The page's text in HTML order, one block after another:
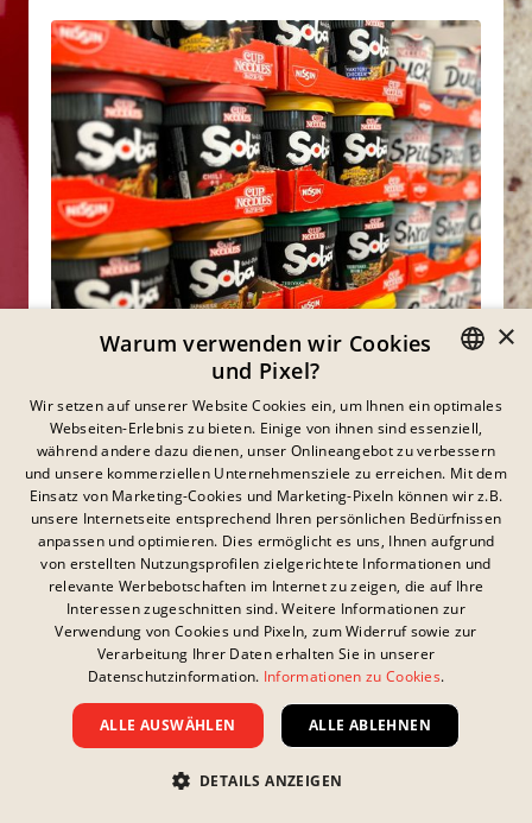
Schon auf den
Geschmack gekommen?
Entdecke jetzt die Onlineshops, in denen du deine
Lieblingsprodukte ganz einfach nach Hause
bestellen kannst!
WHERE TO BUY
GERMAN
FRENCH
DANISH
SWEDISH
ITALIAN
UK
×
Warum verwenden wir Cookies
und Pixel?
Wir setzen auf unserer Website Cookies ein, um Ihnen ein optimales
Webseiten-Erlebnis zu bieten. Einige von ihnen sind essenziell,
während andere dazu dienen, unser Onlineangebot zu verbessern
und unsere kommerziellen Unternehmensziele zu erreichen. Mit dem
Einsatz von Marketing-Cookies und Marketing-Pixeln können wir z.B.
unsere Internetseite entsprechend Ihren persönlichen Bedürfnissen
anpassen und optimieren. Dies ermöglicht es uns, Ihnen aufgrund
von erstellten Nutzungsprofilen zielgerichtete Informationen und
relevante Werbebotschaften im Internet zu zeigen, die auf Ihre
Interessen zugeschnitten sind. Weitere Informationen zur
Verwendung von Cookies und Pixeln, zum Widerruf sowie zur
Verarbeitung Ihrer Daten erhalten Sie in unserer
Datenschutzinformation. Informationen zu Cookies.
ALLE AUSWÄHLEN ALLE ABLEHNEN
DETAILS ANZEIGEN